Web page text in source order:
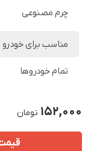
چرم مصنوعی
مناسب برای خودرو
تمام خودروها
152,000 تومان